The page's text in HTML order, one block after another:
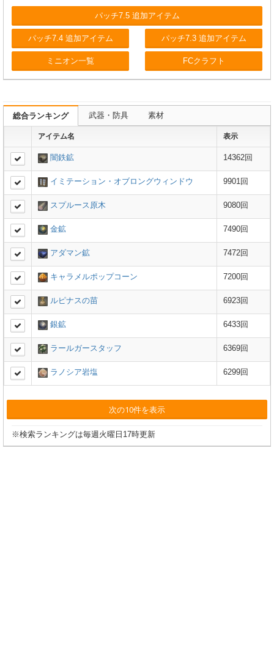
パッチ7.5 追加アイテム
パッチ7.4 追加アイテム
ミニオン一覧
パッチ7.3 追加アイテム
FCクラフト
総合ランキング 武器・防具 素材
アイテム名 表示
闇鉄鉱 14362回
イミテーション・オブロングウィンドウ 9901回
スプルース原木 9080回
金鉱 7490回
アダマン鉱 7472回
キャラメルポップコーン 7200回
ルピナスの苗 6923回
銀鉱 6433回
ラールガースタッフ 6369回
ラノシア岩塩 6299回
次の10件を表示
※検索ランキングは毎週火曜日17時更新